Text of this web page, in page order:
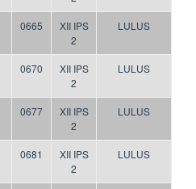
0665
XII IPS
2
LULUS
0670
XII IPS
2
LULUS
0677
XII IPS
2
LULUS
0681
XII IPS
2
LULUS